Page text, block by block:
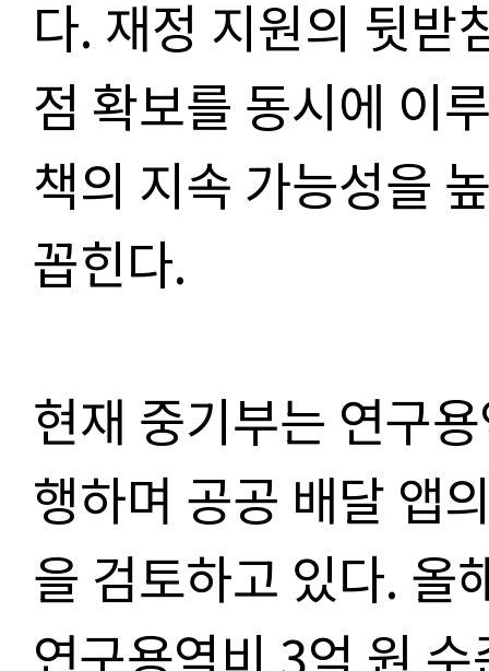
다. 재정 지원의 뒷받
점 확보를 동시에 이
책의 지속 가능성을
꼽힌다.
현재 중기부는 연구
행하며 공공 배달 앱
을 검토하고 있다. 올
연구용역비 3억 원